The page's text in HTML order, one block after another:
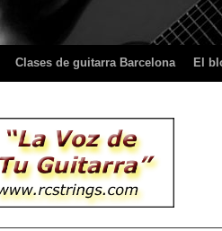
Clases de guitarra Barcelona El